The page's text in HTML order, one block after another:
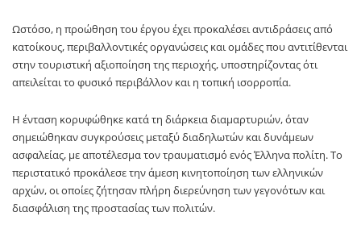
Ωστόσο, η προώθηση του έργου έχει προκαλέσει αντιδράσεις από
κατοίκους, περιβαλλοντικές οργανώσεις και ομάδες που αντιτίθενται
στην τουριστική αξιοποίηση της περιοχής, υποστηρίζοντας ότι
απειλείται το φυσικό περιβάλλον και η τοπική ισορροπία.
Η ένταση κορυφώθηκε κατά τη διάρκεια διαμαρτυριών, όταν
σημειώθηκαν συγκρούσεις μεταξύ διαδηλωτών και δυνάμεων
ασφαλείας, με αποτέλεσμα τον τραυματισμό ενός Έλληνα πολίτη. Το
περιστατικό προκάλεσε την άμεση κινητοποίηση των ελληνικών
αρχών, οι οποίες ζήτησαν πλήρη διερεύνηση των γεγονότων και
διασφάλιση της προστασίας των πολιτών.